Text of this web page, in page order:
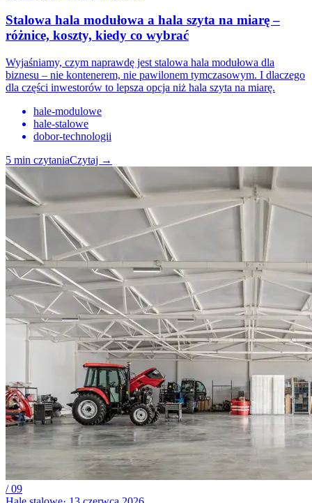
Stalowa hala modułowa a hala szyta na miarę –
różnice, koszty, kiedy co wybrać
Wyjaśniamy, czym naprawdę jest stalowa hala modułowa dla
biznesu – nie kontenerem, nie pawilonem tymczasowym. I dlaczego
dla części inwestorów to lepsza opcja niż hala szyta na miarę.
hale-modulowe
hale-stalowe
dobor-technologii
5 min czytaniaCzytaj →
/09